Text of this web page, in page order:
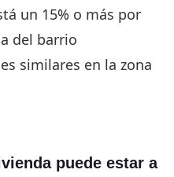
un 15% o más por
del barrio
similares en la zona
puede estar a